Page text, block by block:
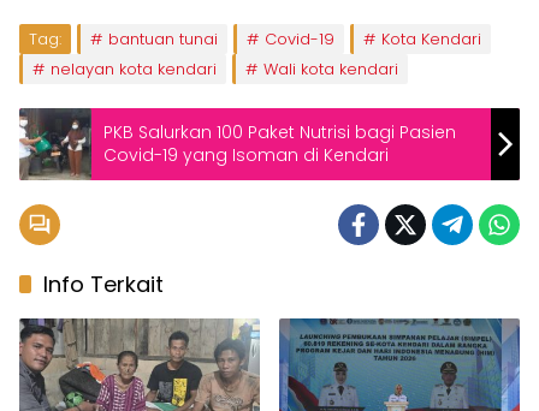
Tag: bantuan tunai Covid-19
Kota Kendari
nelayan kota kendari
Wali kota kendari
PKB Salurkan 100 Paket Nutrisi bagi Pasien
Covid-19 yang Isoman di Kendari
Info Terkait